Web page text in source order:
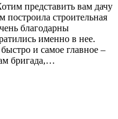
представить вам дачу
строительная
благодарны
именно в нее.
и самое главное –
бригада,…